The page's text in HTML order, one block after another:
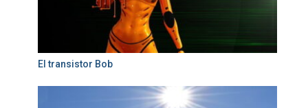
El transistor Bob